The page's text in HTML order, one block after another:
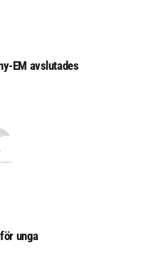
EM avslutades
unga